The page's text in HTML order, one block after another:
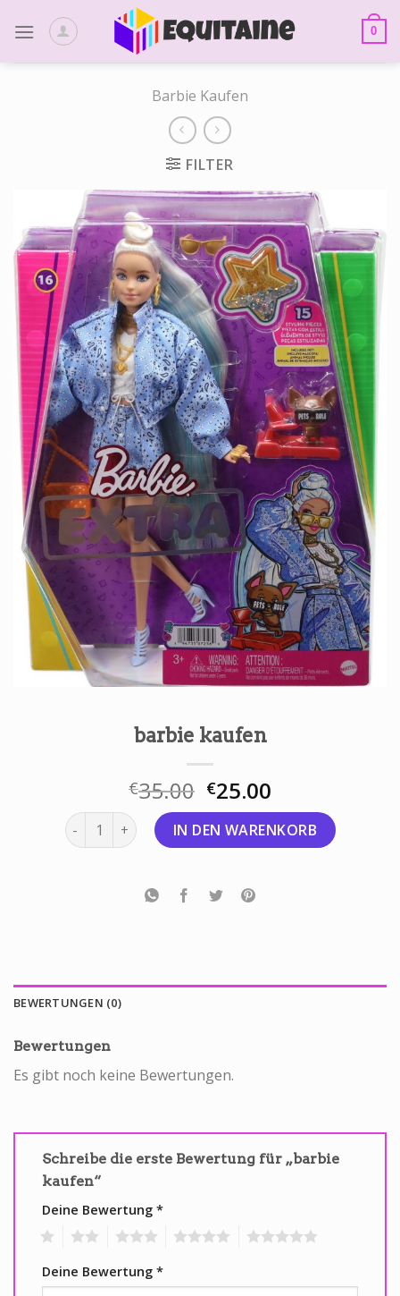
0
Barbie Kaufen
FILTER
barbie kaufen
€35.00 €25.00
barbie kaufen MengeIN DEN WARENKORB
BEWERTUNGEN (0)
Bewertungen
Es gibt noch keine Bewertungen.
Schreibe die erste Bewertung für „barbie
kaufen“
Deine Bewertung *
Deine Bewertung *